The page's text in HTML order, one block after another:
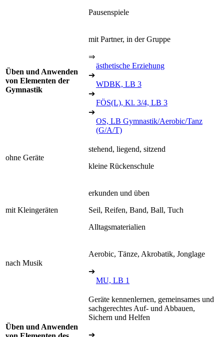
Pausenspiele
Üben und Anwenden
von Elementen der
Gymnastik
mit Partner, in der Gruppe
⇒
ästhetische Erziehung
➔
WDBK, LB 3
➔
FÖS(L), Kl. 3/4, LB 3
➔
OS, LB Gymnastik/Aerobic/Tanz
(G/A/T)
ohne Geräte
stehend, liegend, sitzend
kleine Rückenschule
mit Kleingeräten
erkunden und üben
Seil, Reifen, Band, Ball, Tuch
Alltagsmaterialien
nach Musik
Aerobic, Tänze, Akrobatik, Jonglage
➔
MU, LB 1
Üben und Anwenden
Geräte kennenlernen, gemeinsames und
sachgerechtes Auf- und Abbauen,
Sichern und Helfen
➔